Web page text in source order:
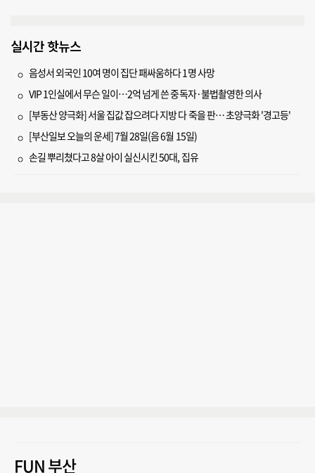
실시간 핫뉴스
음성서 외국인 10여 명이 집단 패싸움하다 1명 사망
VIP 1인실에서 무슨 일이…2억 넘게 쓴 중독자·불법촬영한 의사
[부동산 양극화] 서울 집값 잡으려다 지방 다 죽을 판… 초양극화 '경고등'
[부산일보 오늘의 운세] 7월 28일(음 6월 15일)
손길 뿌리쳤다고 8살 아이 실신시킨 50대, 집유
FUN 부산